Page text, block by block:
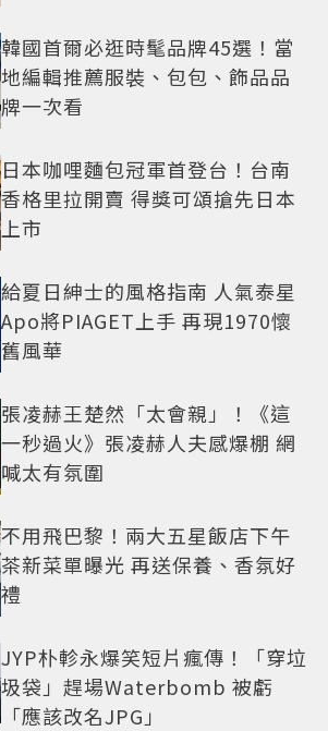
韓國首爾必逛時髦品牌45選！當
地編輯推薦服裝、包包、飾品品
牌一次看
日本咖哩麵包冠軍首登台！台南
香格里拉開賣 得獎可頌搶先日本
上市
給夏日紳士的風格指南 人氣泰星
Apo將PIAGET上手 再現1970懷
舊風華
張凌赫王楚然「太會親」！《這
一秒過火》張凌赫人夫感爆棚 網
喊太有氛圍
不用飛巴黎！兩大五星飯店下午
茶新菜單曝光 再送保養、香氛好
禮
JYP朴軫永爆笑短片瘋傳！「穿垃
圾袋」趕場Waterbomb 被虧
「應該改名JPG」